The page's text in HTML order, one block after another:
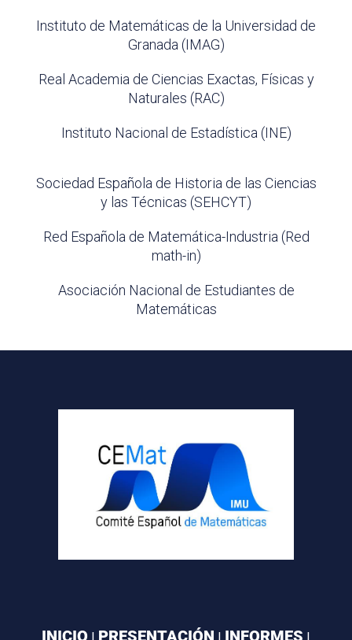
Instituto de Matemáticas de la Universidad de
Granada (IMAG)
Real Academia de Ciencias Exactas, Físicas y
Naturales (RAC)
Instituto Nacional de Estadística (INE)
Sociedad Española de Historia de las Ciencias
y las Técnicas (SEHCYT)
Red Española de Matemática-Industria (Red
math-in)
Asociación Nacional de Estudiantes de
Matemáticas
INICIO PRESENTACIÓN INFORMES